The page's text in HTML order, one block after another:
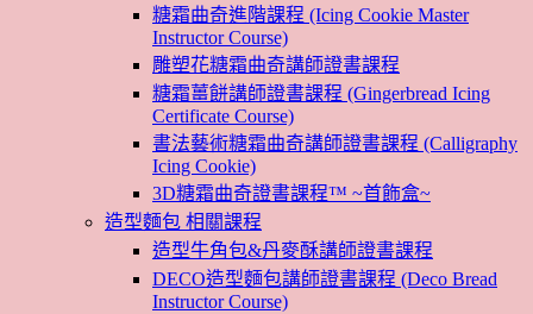
糖霜曲奇進階課程 (Icing Cookie Master
Instructor Course)
雕塑花糖霜曲奇講師證書課程
糖霜薑餅講師證書課程 (Gingerbread Icing
Certificate Course)
書法藝術糖霜曲奇講師證書課程 (Calligraphy
Icing Cookie)
3D糖霜曲奇證書課程™ ~首飾盒~
造型麵包 相關課程
造型牛角包&丹麥酥講師證書課程
DECO造型麵包講師證書課程 (Deco Bread
Instructor Course)